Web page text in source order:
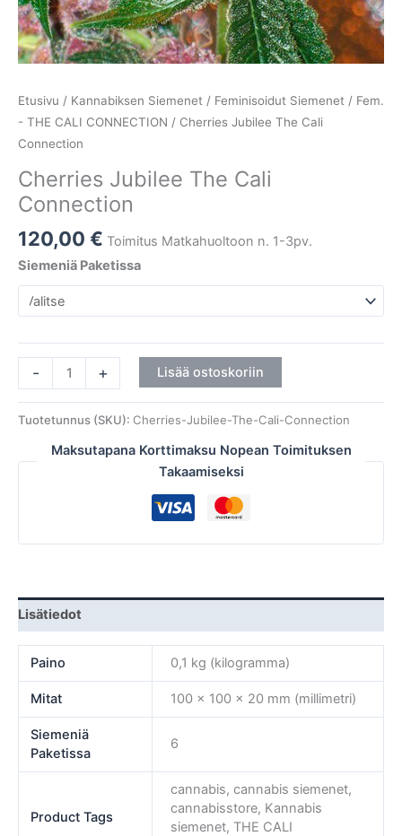
Etusivu / Kannabiksen Siemenet / Feminisoidut Siemenet / Fem.
- THE CALI CONNECTION / Cherries Jubilee The Cali
Connection
Cherries Jubilee The Cali
Connection
120,00 € Toimitus Matkahuoltoon n. 1-3pv.
Siemeniä Paketissa
- + Lisää ostoskoriin
Tuotetunnus (SKU): Cherries-Jubilee-The-Cali-Connection
Maksutapana Korttimaksu Nopean Toimituksen
Takaamiseksi
Lisätiedot
Paino 0,1 kg (kilogramma)
Mitat 100 × 100 × 20 mm (millimetri)
Siemeniä
Paketissa
6
Product Tags
cannabis, cannabis siemenet,
cannabisstore, Kannabis
siemenet, THE CALI